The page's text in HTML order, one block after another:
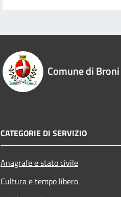
Comune di Broni
CATEGORIE DI SERVIZIO
Anagrafe e stato civile
Cultura e tempo libero